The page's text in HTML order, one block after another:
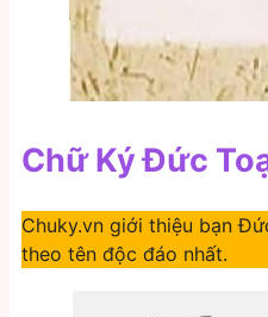
Chữ Ký Đức
Chuky.vn giới thiệu bạn
theo tên độc đáo nhất.